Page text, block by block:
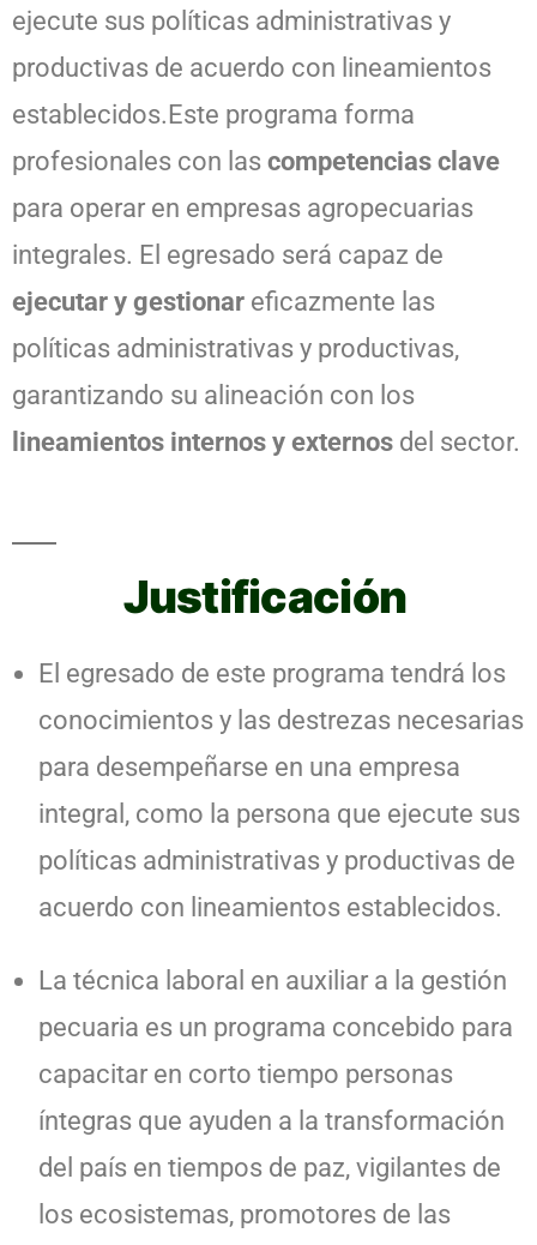
ejecute sus políticas administrativas y
productivas de acuerdo con lineamientos
establecidos.Este programa forma
profesionales con las competencias clave
para operar en empresas agropecuarias
integrales. El egresado será capaz de
ejecutar y gestionar eficazmente las
políticas administrativas y productivas,
garantizando su alineación con los
lineamientos internos y externos del sector.
Justificación
El egresado de este programa tendrá los
conocimientos y las destrezas necesarias
para desempeñarse en una empresa
integral, como la persona que ejecute sus
políticas administrativas y productivas de
acuerdo con lineamientos establecidos.
La técnica laboral en auxiliar a la gestión
pecuaria es un programa concebido para
capacitar en corto tiempo personas
íntegras que ayuden a la transformación
del país en tiempos de paz, vigilantes de
los ecosistemas, promotores de las